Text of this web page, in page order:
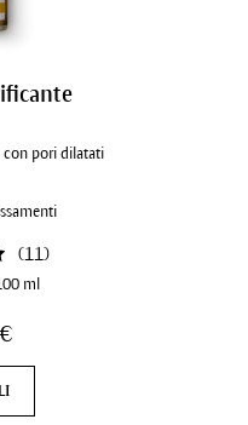
con pori dilatati
(11)
ml